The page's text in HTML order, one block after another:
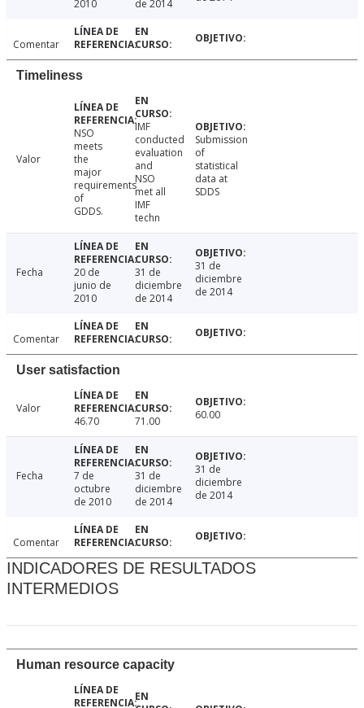
2010
de 2014
Comentar
Timeliness
Valor
NSO
meets
the
major
requirements
of
GDDS.
IMF
conducted
evaluation
and
NSO
met all
IMF
techn
Submission
of
statistical
data at
SDDS
Fecha
20 de
junio de
2010
31 de
diciembre
de 2014
31 de
diciembre
de 2014
Comentar
User satisfaction
Valor
46.70
71.00 60.00
Fecha
7 de
octubre
de 2010
31 de
diciembre
de 2014
31 de
diciembre
de 2014
Comentar
INDICADORES DE RESULTADOS
INTERMEDIOS
Human resource capacity